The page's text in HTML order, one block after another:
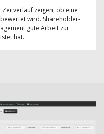
zeigen, ob eine
wird. Shareholder-
gute Arbeit zur
hat.